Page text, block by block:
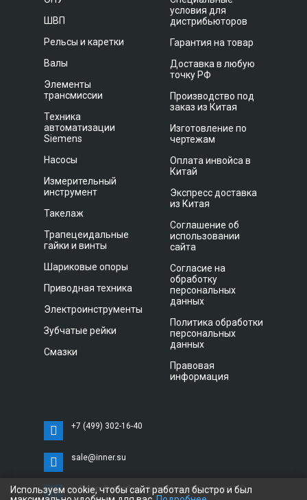
ШВП
Рельсы и каретки
Валы
Элементы
трансмиссии
Техника
автоматизации
Siemens
Насосы
Измерительный
инструмент
Такелаж
Трапецеидальные
гайки и винты
Шариковые опоры
Приводная техника
Электроинструменты
Зубчатые рейки
Смазки
условия для
дистрибьюторов
Гарантия на товар
Доставка в любую
точку РФ
Производство под
заказ из Китая
Изготовление по
чертежам
Оплата инвойса в
Китай
Экспресс доставка
из Китая
Соглашение об
использовании
сайта
Согласие на
обработку
персональных
данных
Политика обработки
персональных
данных
Правовая
информация
+7 (499) 302-16-40
sale@inner.su
г. Санкт-Петербург, Витебский проспект 11 С,
Используем cookie, чтобы сайт работал быстро и был